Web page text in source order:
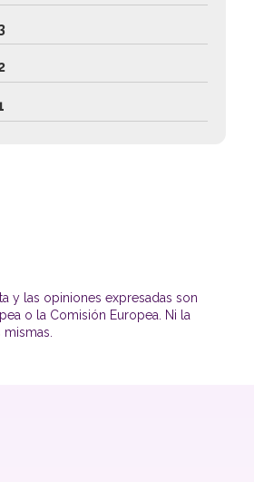
y las opiniones expresadas son
o la Comisión Europea. Ni la